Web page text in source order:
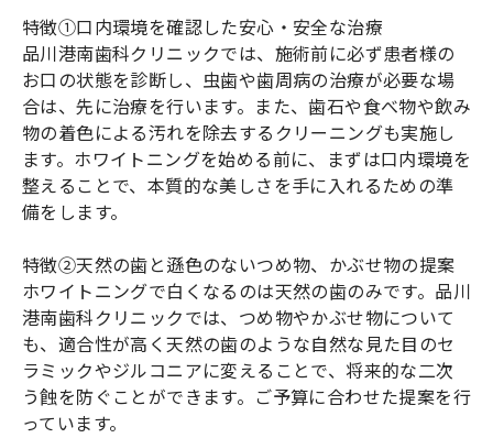
特徴①口内環境を確認した安心・安全な治療
品川港南歯科クリニックでは、施術前に必ず患者様の
お口の状態を診断し、虫歯や歯周病の治療が必要な場
合は、先に治療を行います。また、歯石や食べ物や飲み
物の着色による汚れを除去するクリーニングも実施し
ます。ホワイトニングを始める前に、まずは口内環境を
整えることで、本質的な美しさを手に入れるための準
備をします。
特徴②天然の歯と遜色のないつめ物、かぶせ物の提案
ホワイトニングで白くなるのは天然の歯のみです。品川
港南歯科クリニックでは、つめ物やかぶせ物について
も、適合性が高く天然の歯のような自然な見た目のセ
ラミックやジルコニアに変えることで、将来的な二次
う蝕を防ぐことができます。ご予算に合わせた提案を行
っています。